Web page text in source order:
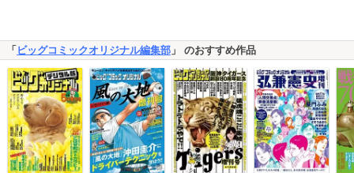
「 ビッグコミックオリジナル編集部 」 のおすすめ作品